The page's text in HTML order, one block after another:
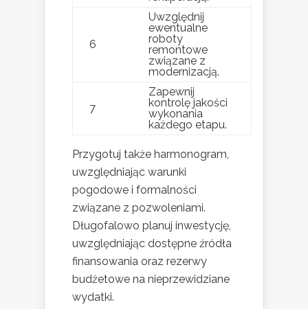
6
Uwzględnij
ewentualne
roboty
remontowe
związane z
modernizacją.
7
Zapewnij
kontrolę jakości
wykonania
każdego etapu.
Przygotuj także harmonogram,
uwzględniając warunki
pogodowe i formalności
związane z pozwoleniami.
Długofalowo planuj inwestycję,
uwzględniając dostępne źródła
finansowania oraz rezerwy
budżetowe na nieprzewidziane
wydatki.